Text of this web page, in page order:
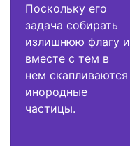
Поскольку его
задача собирать
излишнюю флагу и
вместе с тем в
нем скапливаются
инородные
частицы.